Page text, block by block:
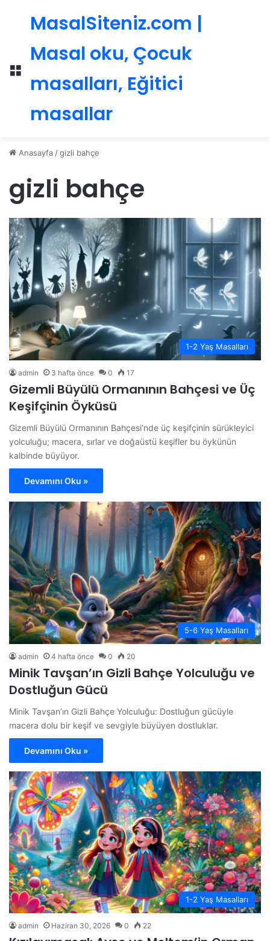
Menü
MasalSiteniz.com |
Masal oku, Çocuk
masalları, Eğitici
masallar
Anasayfa /gizli bahçe
gizli bahçe
1-2 Yaş Masalları
admin 3 hafta önce 0 17
Gizemli Büyülü Ormanının Bahçesi ve Üç
Keşifçinin Öyküsü
Gizemli Büyülü Ormanının Bahçesi’nde üç keşifçinin sürükleyici
yolculuğu; macera, sırlar ve doğaüstü keşifler bu öykünün
kalbinde büyüyor.
Devamını Oku »
5-6 Yaş Masalları
admin 4 hafta önce 0 20
Minik Tavşan’ın Gizli Bahçe Yolculuğu ve
Dostluğun Gücü
Minik Tavşan’ın Gizli Bahçe Yolculuğu: Dostluğun gücüyle
macera dolu bir keşif ve sevgiyle büyüyen dostluklar.
Devamını Oku »
1-2 Yaş Masalları
admin Haziran 30, 2026 0 22